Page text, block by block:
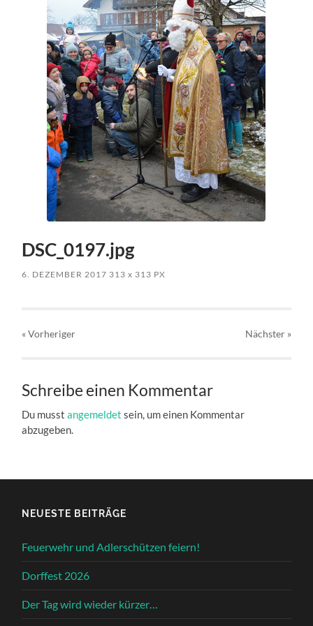
DSC_0197.jpg
6. DEZEMBER 2017 313x 313 PX
« Vorheriger Nächster »
Schreibe einen Kommentar
Du musstangemeldet sein, um einen Kommentar
abzugeben.
NEUESTE BEITRÄGE
Feuerwehr und Adlerschützen feiern!
Dorffest 2026
Der Tag wird wieder kürzer…